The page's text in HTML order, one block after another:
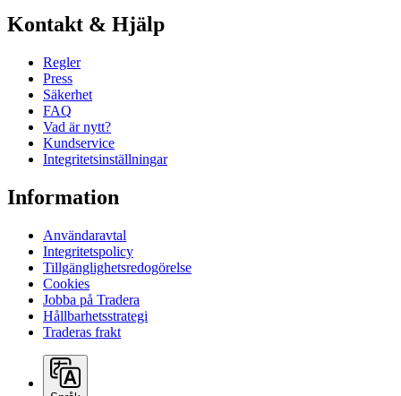
Kontakt & Hjälp
Regler
Press
Säkerhet
FAQ
Vad är nytt?
Kundservice
Integritetsinställningar
Information
Användaravtal
Integritetspolicy
Tillgänglighetsredogörelse
Cookies
Jobba på Tradera
Hållbarhetsstrategi
Traderas frakt